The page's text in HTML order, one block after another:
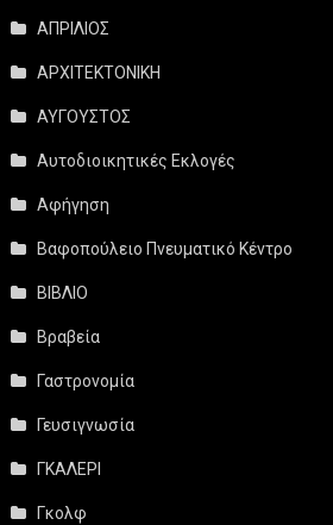
ΑΠΡΙΛΙΟΣ
ΑΡΧΙΤΕΚΤΟΝΙΚΗ
ΑΥΓΟΥΣΤΟΣ
Αυτοδιοικητικές Εκλογές
Αφήγηση
Βαφοπούλειο Πνευματικό Κέντρο
ΒΙΒΛΙΟ
Βραβεία
Γαστρονομία
Γευσιγνωσία
ΓΚΑΛΕΡΙ
Γκολφ